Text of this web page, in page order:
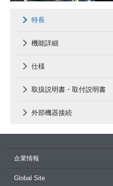
特長
機能詳細
仕様
取扱説明書・取付説明書
外部機器接続
企業情報
Global Site